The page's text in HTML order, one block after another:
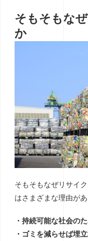
そもそもな
か
そもそもなぜリサイ
はさまざまな理由があ
・持続可能な社会の
・ゴミを減らせば埋